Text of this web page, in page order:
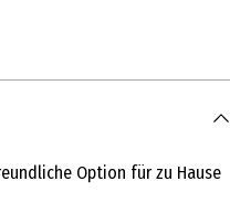
Option für zu Hause